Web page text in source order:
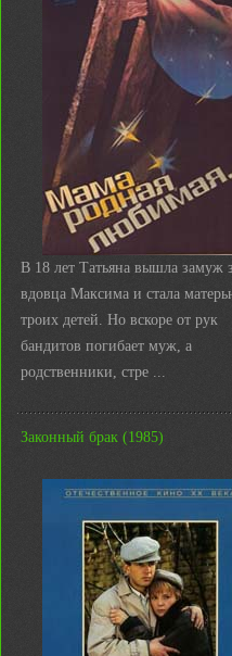
В 18 лет Татьяна вышла замуж
вдовца Максима и стала
троих детей. Но вскоре от рук
бандитов погибает муж, а
родственники, стре ...
Законный брак (1985)